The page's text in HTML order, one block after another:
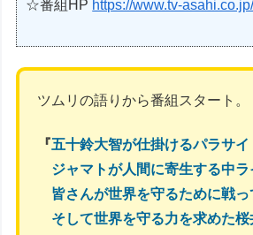
☆番組HP https://www.tv-
ツムリの語りから番組スタート。
『五十鈴大智が仕掛けるパラサイ
ジャマトが人間に寄生する中
皆さんが世界を守るために戦っ
そして世界を守る力を求めた桜